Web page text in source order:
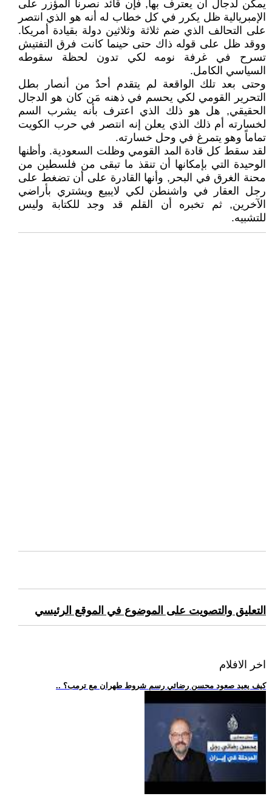
يمكن لدجال أن يعترف بها, فإن قائد نصرنا المؤزر على
الإمبريالية ظل يكرر في كل خطاب له أنه هو الذي انتصر
على التحالف الذي ضم ثلاثة وثلاثين دولة بقيادة أمريكا.
ووقد ظل على قوله ذاك حتى حينما كانت فرق التفتيش
تسرح في غرفة نومه لكي تدون لحظة سقوطه
السياسي الكامل.
وحتى بعد تلك الواقعة لم يتقدم أحدٌ من أنصار بطل
التحرير القومي لكي يحسم في ذهنه مَن كان هو الدجال
الحقيقي, هل هو ذلك الذي اعترف بأنه يشرب السم
لخسارته أم ذلك الذي يعلن إنه انتصر في حرب الكويت
تماماً وهو يتمرغ في وحل خسارته.
لقد سقط كل قادة المد القومي وظلت السعودية. وأظنها
الوحيدة التي بإمكانها أن تنقذ ما تبقى من فلسطين من
محنة الغرق في البحر, وأنها القادرة على أن تضغط على
رجل العقار في واشنطن لكي لايبيع ويشتري بأراضي
الآخرين, ثم تخبره أن القلم قد وجد للكتابة وليس
للتشبيه.
التعليق والتصويت على الموضوع في الموقع الرئيسي
اخر الافلام
.. كيف يعيد صعود محسن رضائي رسم شروط طهران مع ترمب؟